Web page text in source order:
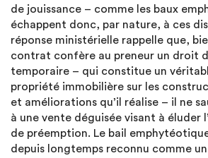
de jouissance – comme les baux
échappent donc, par nature, à ces
réponse ministérielle rappelle que,
contrat confère au preneur un droit
temporaire – qui constitue un
propriété immobilière sur les
et améliorations qu’il réalise – il ne
à une vente déguisée visant à éluder
de préemption. Le bail
depuis longtemps reconnu comme